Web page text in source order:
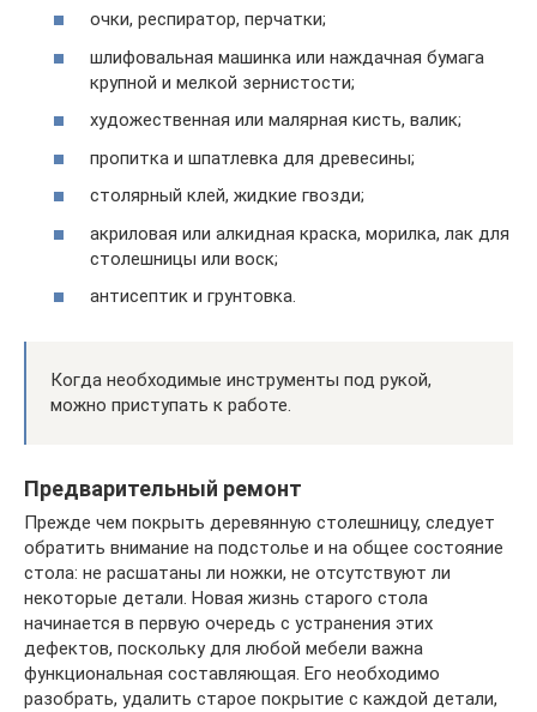
очки, респиратор, перчатки;
шлифовальная машинка или наждачная бумага
крупной и мелкой зернистости;
художественная или малярная кисть, валик;
пропитка и шпатлевка для древесины;
столярный клей, жидкие гвозди;
акриловая или алкидная краска, морилка, лак для
столешницы или воск;
антисептик и грунтовка.
Когда необходимые инструменты под рукой,
можно приступать к работе.
Предварительный ремонт
Прежде чем покрыть деревянную столешницу, следует
обратить внимание на подстолье и на общее состояние
стола: не расшатаны ли ножки, не отсутствуют ли
некоторые детали. Новая жизнь старого стола
начинается в первую очередь с устранения этих
дефектов, поскольку для любой мебели важна
функциональная составляющая. Его необходимо
разобрать, удалить старое покрытие с каждой детали,